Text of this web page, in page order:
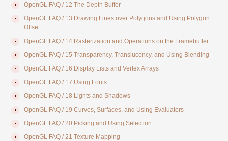
OpenGL FAQ / 12 The Depth Buffer
OpenGL FAQ / 13 Drawing Lines over Polygons and Using Polygon
Offset
OpenGL FAQ / 14 Rasterization and Operations on the Framebuffer
OpenGL FAQ / 15 Transparency, Translucency, and Using Blending
OpenGL FAQ / 16 Display Lists and Vertex Arrays
OpenGL FAQ / 17 Using Fonts
OpenGL FAQ / 18 Lights and Shadows
OpenGL FAQ / 19 Curves, Surfaces, and Using Evaluators
OpenGL FAQ / 20 Picking and Using Selection
OpenGL FAQ / 21 Texture Mapping